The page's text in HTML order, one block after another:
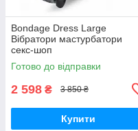
Bondage Dress Large
Вібратори мастурбатори
секс-шоп
Готово до відправки
2 598 ₴ 3 850 ₴
Купити